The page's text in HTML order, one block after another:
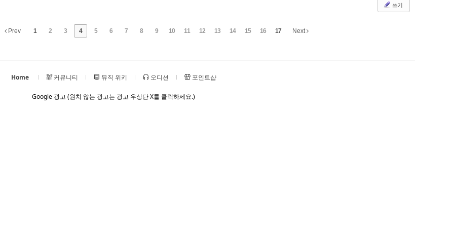
쓰기
Prev 1 2 3 4 5 6 7 8 9 10 11 12 13 14 15 16 17 Next
Home 커뮤니티 뮤직 위키 오디션 포인트샵
Google 광고 (원치 않는 광고는 광고 우상단 X를 클릭하세요.)